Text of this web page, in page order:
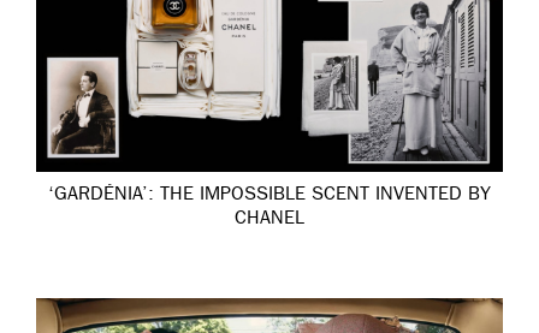
‘GARDÉNIA’: THE IMPOSSIBLE SCENT INVENTED BY
CHANEL